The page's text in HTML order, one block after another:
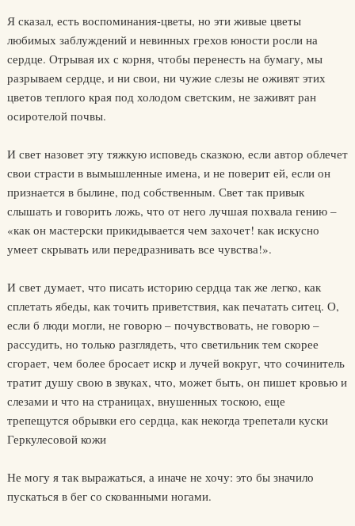
Я сказал, есть воспоминания-цветы, но эти живые цветы
любимых заблуждений и невинных грехов юности росли на
сердце. Отрывая их с корня, чтобы перенесть на бумагу, мы
разрываем сердце, и ни свои, ни чужие слезы не оживят этих
цветов теплого края под холодом светским, не заживят ран
осиротелой почвы.
И свет назовет эту тяжкую исповедь сказкою, если автор облечет
свои страсти в вымышленные имена, и не поверит ей, если он
признается в былине, под собственным. Свет так привык
слышать и говорить ложь, что от него лучшая похвала гению –
«как он мастерски прикидывается чем захочет! как искусно
умеет скрывать или передразнивать все чувства!».
И свет думает, что писать историю сердца так же легко, как
сплетать ябеды, как точить приветствия, как печатать ситец. О,
если б люди могли, не говорю – почувствовать, не говорю –
рассудить, но только разглядеть, что светильник тем скорее
сгорает, чем более бросает искр и лучей вокруг, что сочинитель
тратит душу свою в звуках, что, может быть, он пишет кровью и
слезами и что на страницах, внушенных тоскою, еще
трепещутся обрывки его сердца, как некогда трепетали куски
Геркулесовой кожи
Не могу я так выражаться, а иначе не хочу: это бы значило
пускаться в бег со скованными ногами.